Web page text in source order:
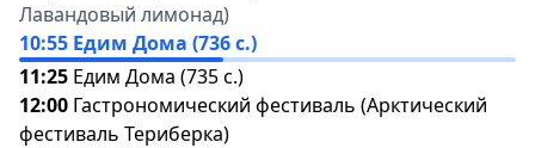
Лавандовый лимонад)
10:55 Едим Дома (736 с.)
11:25 Едим Дома (735 с.)
12:00 Гастрономический фестиваль (Арктический
фестиваль Териберка)